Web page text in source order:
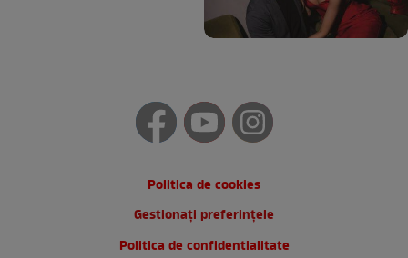
Politica de cookies
Gestionați preferințele
Politica de confidentialitate